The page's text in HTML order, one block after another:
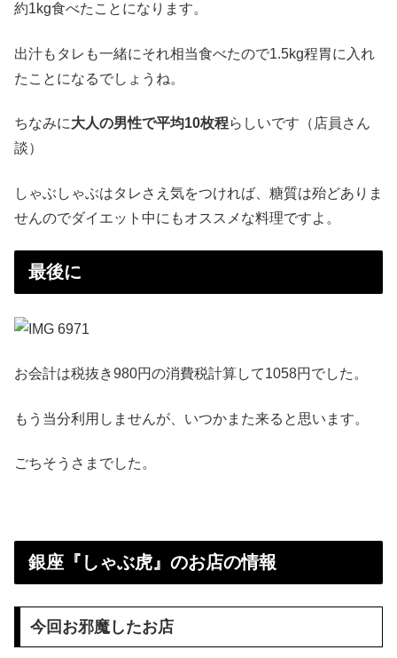
約1kg食べたことになります。
出汁もタレも一緒にそれ相当食べたので1.5kg程胃に入れ
たことになるでしょうね。
ちなみに大人の男性で平均10枚程らしいです（店員さん
談）
しゃぶしゃぶはタレさえ気をつければ、糖質は殆どありま
せんのでダイエット中にもオススメな料理ですよ。
最後に
お会計は税抜き980円の消費税計算して1058円でした。
もう当分利用しませんが、いつかまた来ると思います。
ごちそうさまでした。
銀座『しゃぶ虎』のお店の情報
今回お邪魔したお店